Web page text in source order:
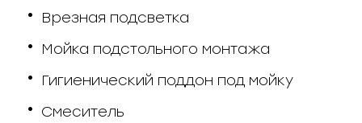
Врезная подсветка
Мойка подстольного монтажа
Гигиенический поддон под мойку
Смеситель